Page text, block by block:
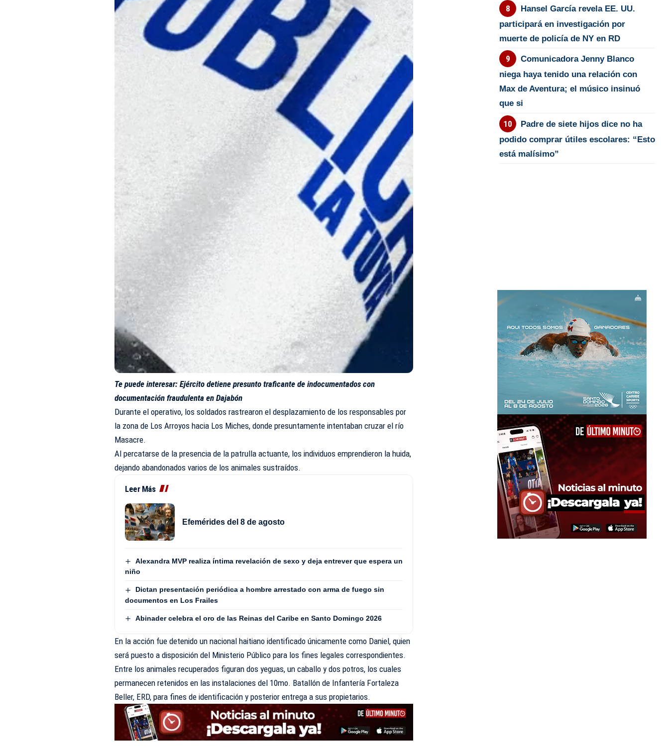
Te puede interesar:Ejército detiene presunto traficante de indocumentados con
documentación fraudulenta en Dajabón
Durante el operativo, los soldados rastrearon el desplazamiento de los responsables por
la zona de Los Arroyos hacia Los Miches, donde presuntamente intentaban cruzar el río
Masacre.
Al percatarse de la presencia de la patrulla actuante, los individuos emprendieron la huida,
dejando abandonados varios de los animales sustraídos.
Leer Más
Efemérides del 8 de agosto
Alexandra MVP realiza íntima revelación de sexo y deja entrever que espera un
niño
Dictan presentación periódica a hombre arrestado con arma de fuego sin
documentos en Los Frailes
Abinader celebra el oro de las Reinas del Caribe en Santo Domingo 2026
En la acción fue detenido un nacional haitiano identificado únicamente como Daniel, quien
será puesto a disposición del Ministerio Público para los fines legales correspondientes.
Entre los animales recuperados figuran dos yeguas, un caballo y dos potros, los cuales
permanecen retenidos en las instalaciones del 10mo. Batallón de Infantería Fortaleza
Beller, ERD, para fines de identificación y posterior entrega a sus propietarios.
Hansel García revela EE. UU.
participará en investigación por
muerte de policía de NY en RD
Comunicadora Jenny Blanco
niega haya tenido una relación con
Max de Aventura; el músico insinuó
que si
Padre de siete hijos dice no ha
podido comprar útiles escolares: “Esto
está malísimo”